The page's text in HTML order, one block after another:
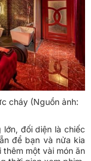
cháy (Nguồn ảnh:
đối diện là chiếc
để bạn và nửa kia
một vài món ăn